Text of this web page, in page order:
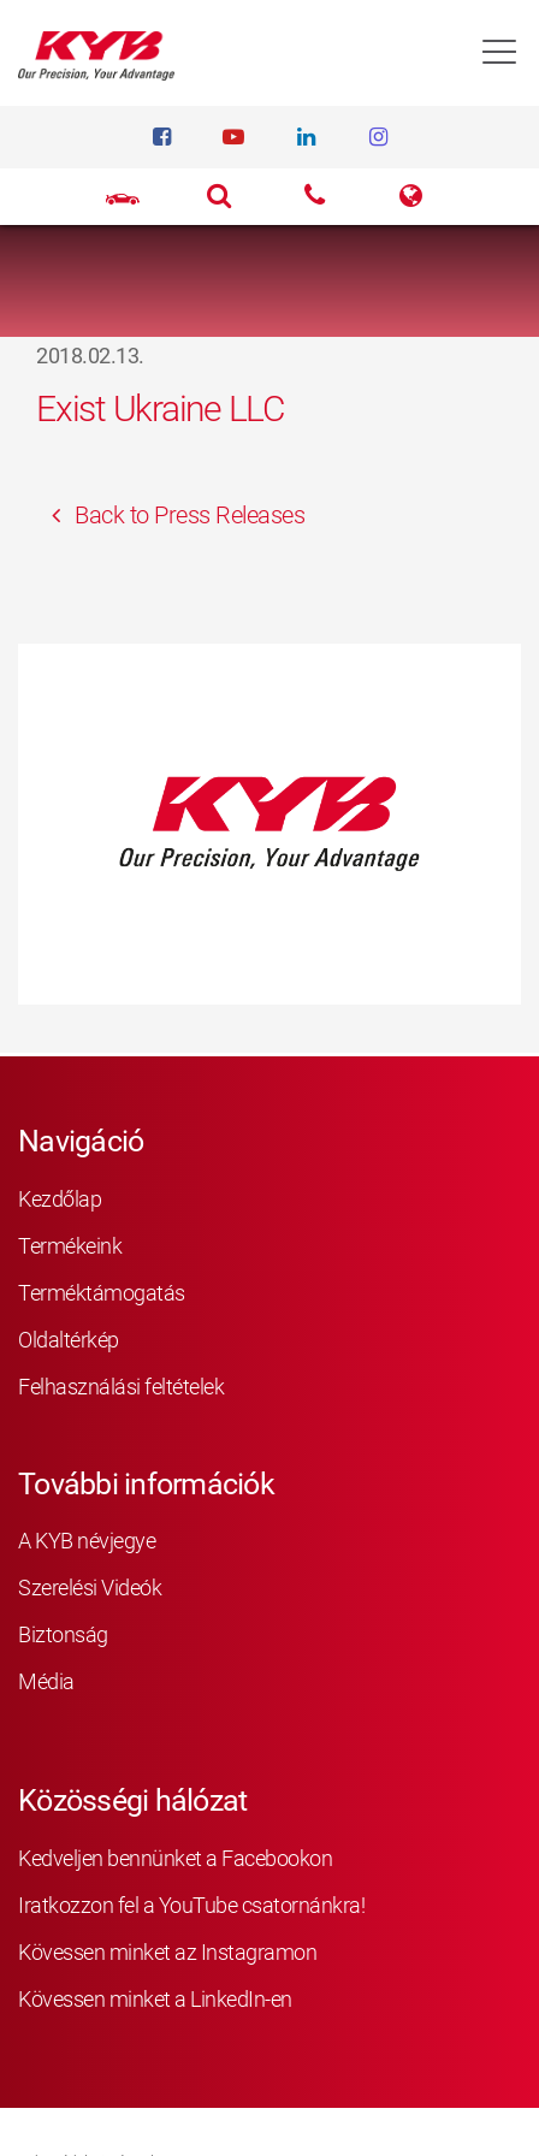
2018.02.13.
Exist Ukraine LLC
Back to Press Releases
Navigáció
Kezdőlap
Termékeink
Terméktámogatás
Oldaltérkép
Felhasználási feltételek
További információk
A KYB névjegye
Szerelési Videók
Biztonság
Média
Közösségi hálózat
Kedveljen bennünket a Facebookon
Iratkozzon fel a YouTube csatornánkra!
Kövessen minket az Instagramon
Kövessen minket a LinkedIn-en